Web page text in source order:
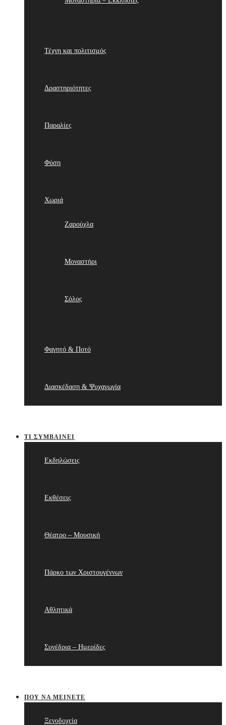
Τέχνη και πολιτισμός
Δραστηριότητες
Παραλίες
Φύση
Χωριά
Ζαρούχλα
Μοναστήρι
Σόλος
Φαγητό & Ποτό
Διασκέδαση & Ψυχαγωγία
ΤΙ ΣΥΜΒΑΊΝΕΙ
Εκδηλώσεις
Εκθέσεις
Θέατρο – Μουσική
Πάρκο των Χριστουγέννων
Αθλητικά
Συνέδρια – Ημερίδες
ΠΟΥ ΝΑ ΜΕΊΝΕΤΕ
Ξενοδοχεία